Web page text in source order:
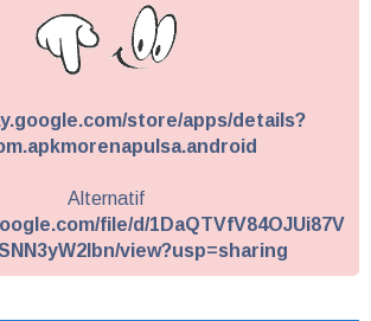
store/apps/details?
Alternatif
file/d/1DaQTVfV84OJUi87V
view?usp=sharing